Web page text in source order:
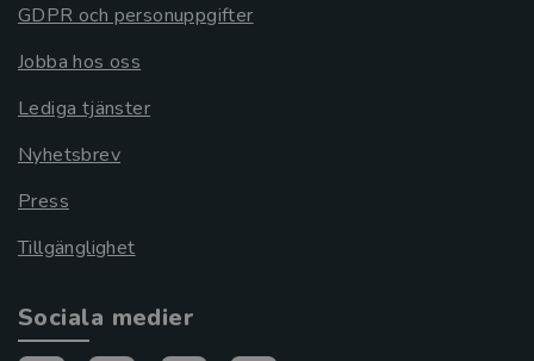
GDPR och personuppgifter
Jobba hos oss
Lediga tjänster
Nyhetsbrev
Press
Tillgänglighet
Sociala medier